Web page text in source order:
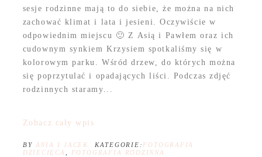
sesje rodzinne mają to do siebie, że można na nich
zachować klimat i lata i jesieni. Oczywiście w
odpowiednim miejscu 🙂 Z Asią i Pawłem oraz ich
cudownym synkiem Krzysiem spotkaliśmy się w
kolorowym parku. Wśród drzew, do których można
się poprzytulać i opadających liści. Podczas zdjęć
rodzinnych staramy...
Zobacz cały wpis
BY ANIA I JACEK KATEGORIE: FOTOGRAFIA
DZIECIĘCA
FOTOGRAFIA RODZINNA